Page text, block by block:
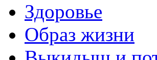
Здоровье
Образ жизни